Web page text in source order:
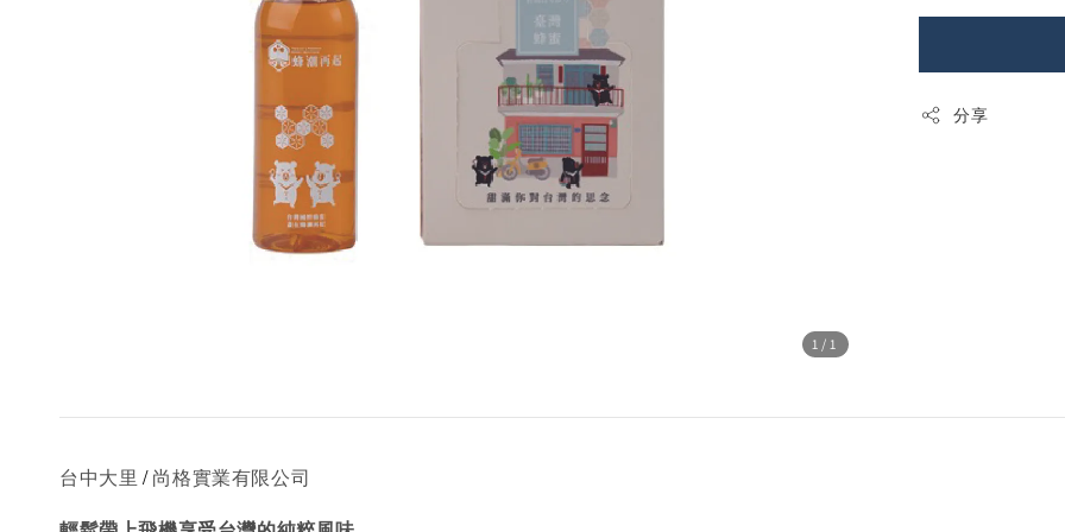
1 /1
分享
台中大里 /尚格實業有限公司